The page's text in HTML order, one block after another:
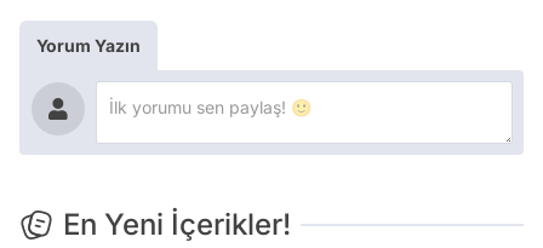
Yorum Yazın
En Yeni İçerikler!